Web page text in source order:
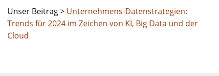
Unser Beitrag > Unternehmens-Datenstrategien:
Trends für 2024 im Zeichen von KI, Big Data und der
Cloud